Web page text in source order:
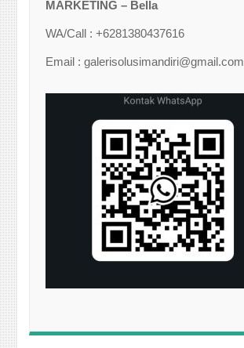
MARKETING – Bella
WA/Call : +6281380437616
Email : galerisolusimandiri@gmail.com